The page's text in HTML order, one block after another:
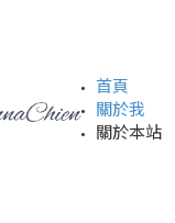
首頁
關於我
關於本站